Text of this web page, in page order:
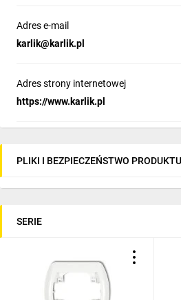
Adres e-mail
karlik@karlik.pl
Adres strony internetowej
https://www.karlik.pl
PLIKI I BEZPIECZEŃSTWO PRODUKTU
SERIE